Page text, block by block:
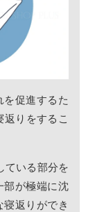
促進するた
りをするこ
ている部分を
部が極端に沈
返りができ